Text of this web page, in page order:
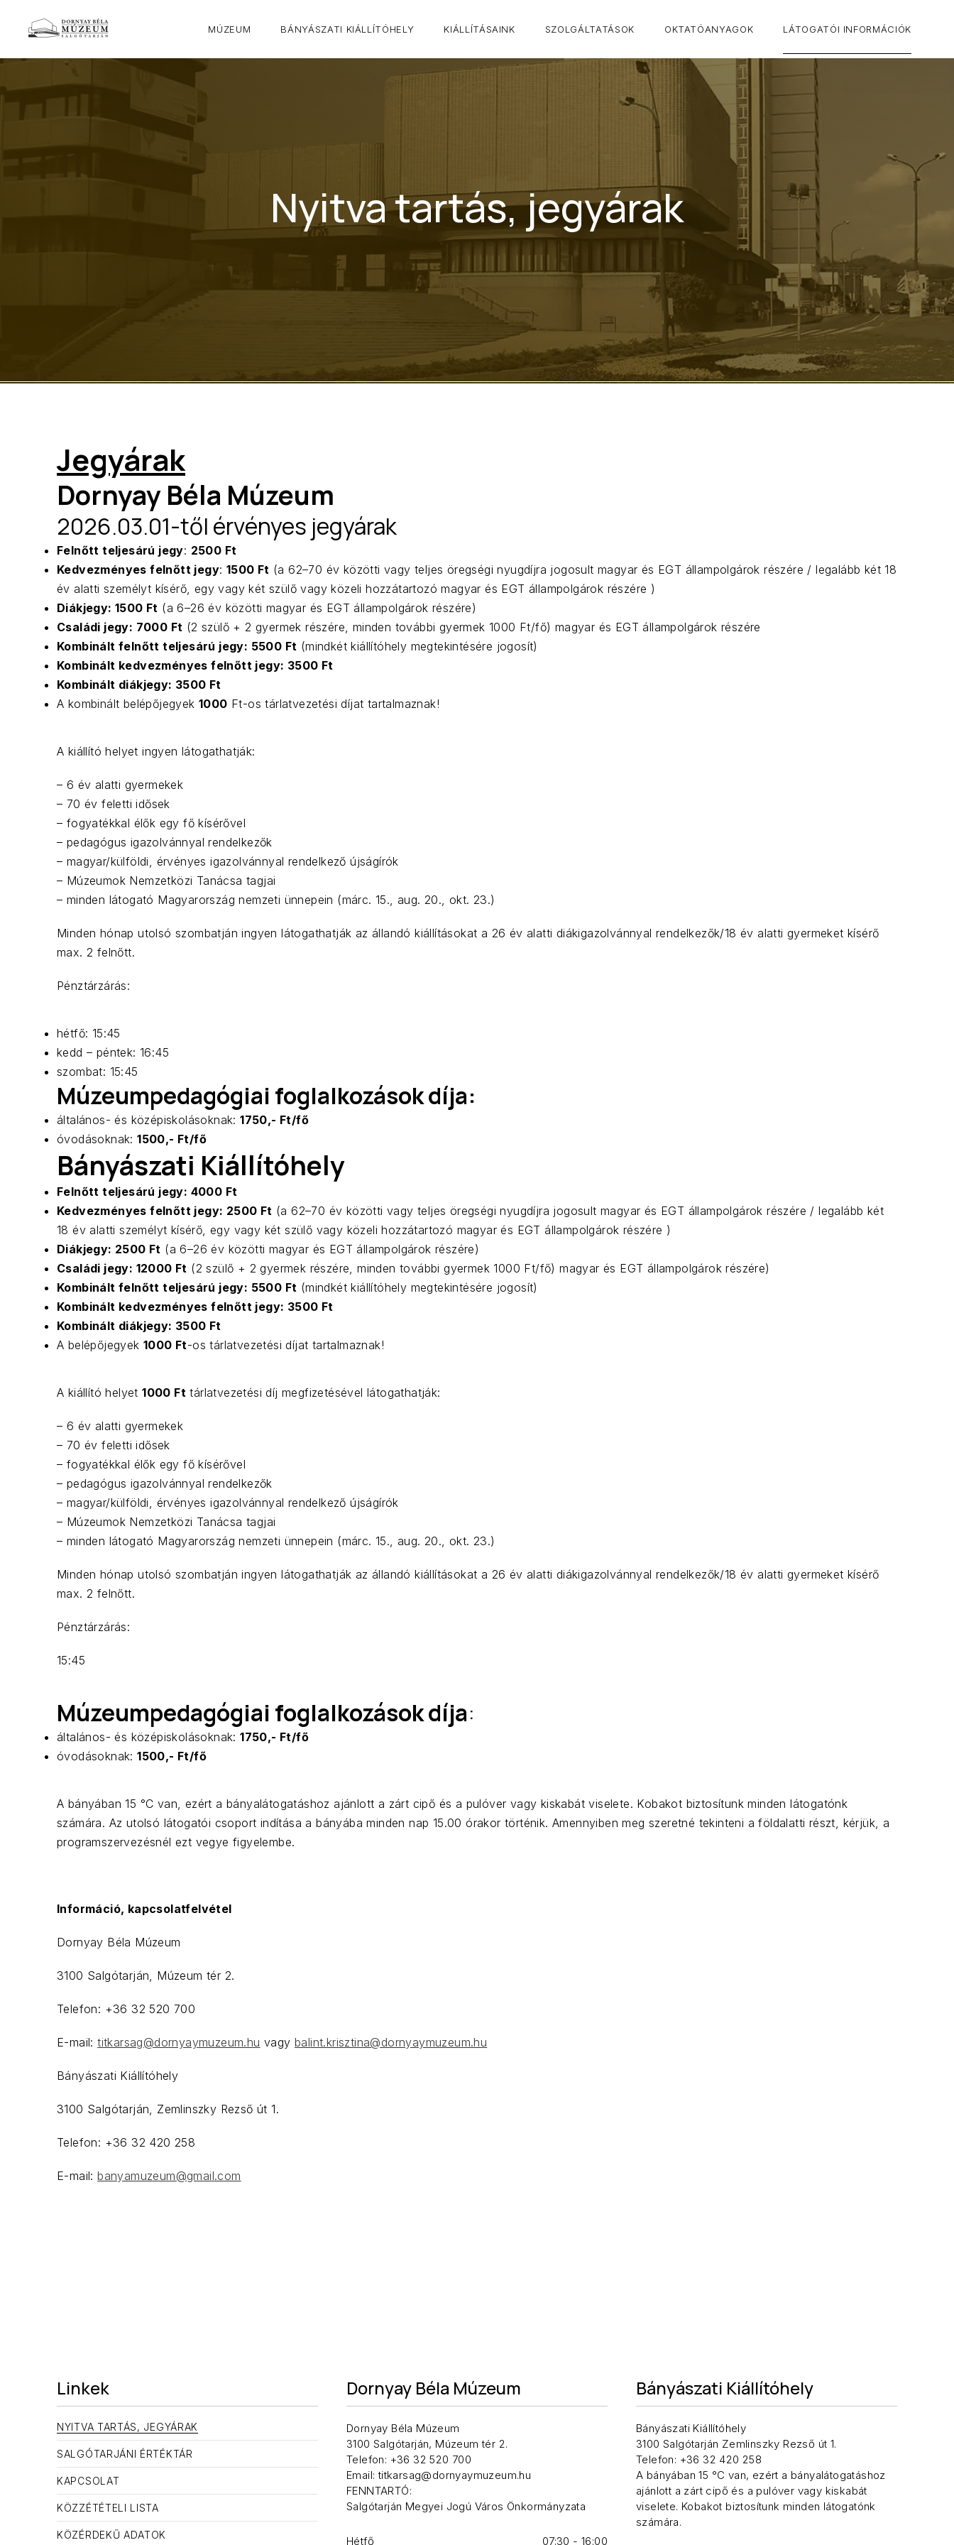
MÚZEUM BÁNYÁSZATI KIÁLLÍTÓHELY KIÁLLÍTÁSAINK SZOLGÁLTATÁSOK OKTATÓANYAGOK LÁTOGATÓI INFORMÁCIÓK
Nyitva tartás, jegyárak
Jegyárak
Dornyay Béla Múzeum
2026.03.01-től érvényes jegyárak
Felnőtt teljesárú jegy: 2500 Ft
Kedvezményes felnőtt jegy: 1500 Ft (a 62–70 év közötti vagy teljes öregségi nyugdíjra jogosult magyar és EGT állampolgárok részére / legalább két 18
év alatti személyt kísérő, egy vagy két szülő vagy közeli hozzátartozó magyar és EGT állampolgárok részére )
Diákjegy: 1500 Ft (a 6–26 év közötti magyar és EGT állampolgárok részére)
Családi jegy: 7000 Ft (2 szülő + 2 gyermek részére, minden további gyermek 1000 Ft/fő) magyar és EGT állampolgárok részére
Kombinált felnőtt teljesárú jegy: 5500 Ft (mindkét kiállítóhely megtekintésére jogosít)
Kombinált kedvezményes felnőtt jegy: 3500 Ft
Kombinált diákjegy: 3500 Ft
A kombinált belépőjegyek 1000 Ft-os tárlatvezetési díjat tartalmaznak!
A kiállító helyet ingyen látogathatják:
– 6 év alatti gyermekek
– 70 év feletti idősek
– fogyatékkal élők egy fő kísérővel
– pedagógus igazolvánnyal rendelkezők
– magyar/külföldi, érvényes igazolvánnyal rendelkező újságírók
– Múzeumok Nemzetközi Tanácsa tagjai
– minden látogató Magyarország nemzeti ünnepein (márc. 15., aug. 20., okt. 23.)
Minden hónap utolsó szombatján ingyen látogathatják az állandó kiállításokat a 26 év alatti diákigazolvánnyal rendelkezők/18 év alatti gyermeket kísérő
max. 2 felnőtt.
Pénztárzárás:
hétfő: 15:45
kedd – péntek: 16:45
szombat: 15:45
Múzeumpedagógiai foglalkozások díja:
általános- és középiskolásoknak:1750,- Ft/fő
óvodásoknak:1500,- Ft/fő
Bányászati Kiállítóhely
Felnőtt teljesárú jegy: 4000 Ft
Kedvezményes felnőtt jegy: 2500 Ft (a 62–70 év közötti vagy teljes öregségi nyugdíjra jogosult magyar és EGT állampolgárok részére / legalább két
18 év alatti személyt kísérő, egy vagy két szülő vagy közeli hozzátartozó magyar és EGT állampolgárok részére )
Diákjegy: 2500 Ft (a 6–26 év közötti magyar és EGT állampolgárok részére)
Családi jegy: 12000 Ft (2 szülő + 2 gyermek részére, minden további gyermek 1000 Ft/fő) magyar és EGT állampolgárok részére)
Kombinált felnőtt teljesárú jegy: 5500 Ft (mindkét kiállítóhely megtekintésére jogosít)
Kombinált kedvezményes felnőtt jegy: 3500 Ft
Kombinált diákjegy: 3500 Ft
A belépőjegyek 1000 Ft-os tárlatvezetési díjat tartalmaznak!
A kiállító helyet1000 Ft tárlatvezetési díj megfizetésével látogathatják:
– 6 év alatti gyermekek
– 70 év feletti idősek
– fogyatékkal élők egy fő kísérővel
– pedagógus igazolvánnyal rendelkezők
– magyar/külföldi, érvényes igazolvánnyal rendelkező újságírók
– Múzeumok Nemzetközi Tanácsa tagjai
– minden látogató Magyarország nemzeti ünnepein (márc. 15., aug. 20., okt. 23.)
Minden hónap utolsó szombatján ingyen látogathatják az állandó kiállításokat a 26 év alatti diákigazolvánnyal rendelkezők/18 év alatti gyermeket kísérő
max. 2 felnőtt.
Pénztárzárás:
15:45
Múzeumpedagógiai foglalkozások díja:
általános- és középiskolásoknak:1750,- Ft/fő
óvodásoknak:1500,- Ft/fő
A bányában 15 °C van, ezért a bányalátogatáshoz ajánlott a zárt cipő és a pulóver vagy kiskabát viselete. Kobakot biztosítunk minden látogatónk
számára. Az utolsó látogatói csoport indítása a bányába minden nap 15.00 órakor történik. Amennyiben meg szeretné tekinteni a földalatti részt, kérjük, a
programszervezésnél ezt vegye figyelembe.
Információ, kapcsolatfelvétel
Dornyay Béla Múzeum
3100 Salgótarján, Múzeum tér 2.
Telefon: +36 32 520 700
E-mail:titkarsag@dornyaymuzeum.hu vagybalint.krisztina@dornyaymuzeum.hu
Bányászati Kiállítóhely
3100 Salgótarján, Zemlinszky Rezső út 1.
Telefon: +36 32 420 258
E-mail:banyamuzeum@gmail.com
Linkek
NYITVA TARTÁS, JEGYÁRAK
SALGÓTARJÁNI ÉRTÉKTÁR
KAPCSOLAT
KÖZZÉTÉTELI LISTA
KÖZÉRDEKŰ ADATOK
Dornyay Béla Múzeum
Dornyay Béla Múzeum
3100 Salgótarján, Múzeum tér 2.
Telefon: +36 32 520 700
Email: titkarsag@dornyaymuzeum.hu
FENNTARTÓ:
Salgótarján Megyei Jogú Város Önkormányzata
Hétfő 07:30 - 16:00
Bányászati Kiállítóhely
Bányászati Kiállítóhely
3100 Salgótarján Zemlinszky Rezső út 1.
Telefon: +36 32 420 258
A bányában 15 °C van, ezért a bányalátogatáshoz
ajánlott a zárt cipő és a pulóver vagy kiskabát
viselete. Kobakot biztosítunk minden látogatónk
számára.